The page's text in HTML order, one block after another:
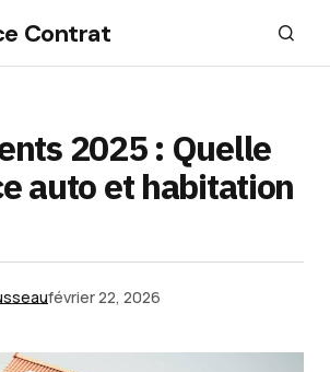
Contrat
2025 : Quelle
auto et habitation
février 22, 2026